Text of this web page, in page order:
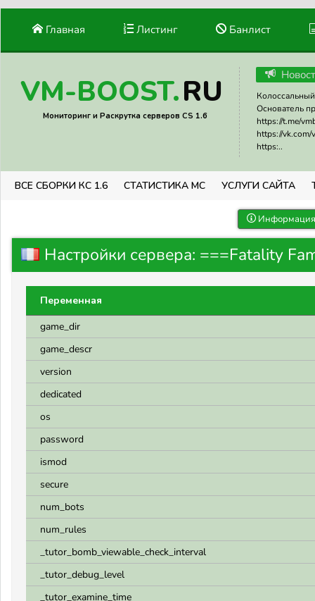
Главная Листинг Банлист
VM-BOOST.RU
Мониторинг и Раскрутка серверов CS 1.6
Основатель
https://t.me/
https://vk.com/
https:..
ВСЕ СБОРКИ КС 1.6 СТАТИСТИКА МС УСЛУГИ САЙТА
Настройки сервера: ===Fatality
Переменная
game_dir
game_descr
version
dedicated
os
password
ismod
secure
num_bots
num_rules
_tutor_bomb_viewable_check_interval
_tutor_debug_level
_tutor_examine_time